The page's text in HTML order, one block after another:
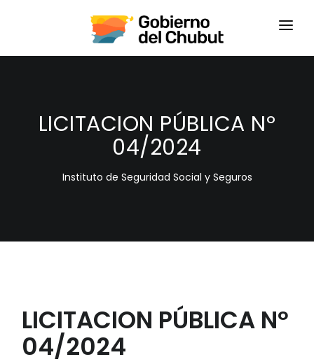
HOME
LICITACION PÚBLICA Nº
04/2024
Instituto de Seguridad Social y Seguros
LICITACION PÚBLICA Nº
04/2024